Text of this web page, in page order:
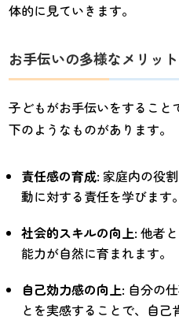
体的に見ていきます。
お手伝いの多様なメリット
子どもがお手伝いをするこ
下のようなものがあります。
責任感の育成: 家庭内の役
動に対する責任を学びます。
社会的スキルの向上: 他者
能力が自然に育まれます。
自己効力感の向上: 自分の
とを実感することで、自己